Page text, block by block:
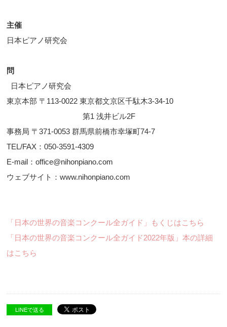
主催
日本ピアノ研究会
問
日本ピアノ研究会
東京本部 〒113-0022 東京都文京区千駄木3-34-10
第1 浅井ビル2F
事務局 〒371-0053 群馬県前橋市幸塚町74-7
TEL/FAX：050-3591-4309
E-mail：office@nihonpiano.com
ウェブサイト：www.nihonpiano.com
「日本の世界の音楽コンクール全ガイド」もくじはこちら
「日本の世界の音楽コンクール全ガイド2022年版」本の詳細
はこちら
LINEで送る